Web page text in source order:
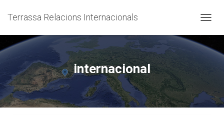
Terrassa Relacions Internacionals
internacional